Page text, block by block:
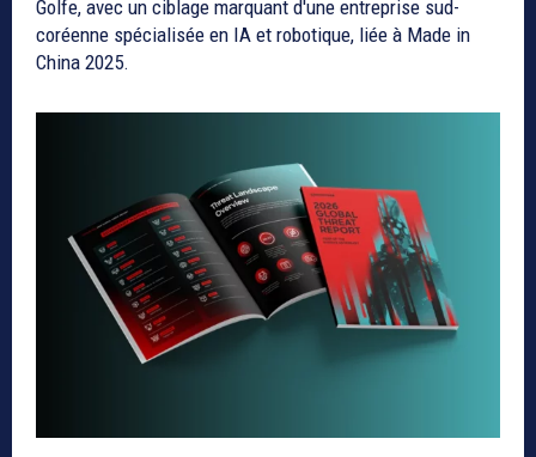
Golfe, avec un ciblage marquant d'une entreprise sud-
coréenne spécialisée en IA et robotique, liée à Made in
China 2025.